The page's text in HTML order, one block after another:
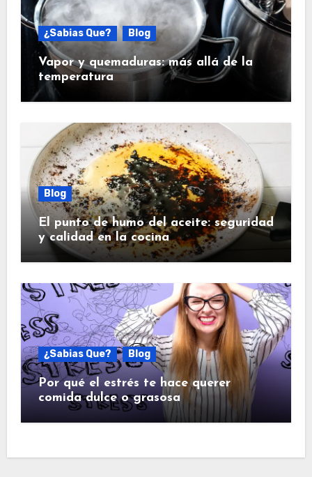
¿Sabias Que? Blog
Vapor y quemaduras: más allá de la
temperatura
Blog
El punto de humo del aceite: seguridad
y calidad en la cocina
¿Sabias Que? Blog
Por qué el estrés te hace querer
comida dulce o grasosa